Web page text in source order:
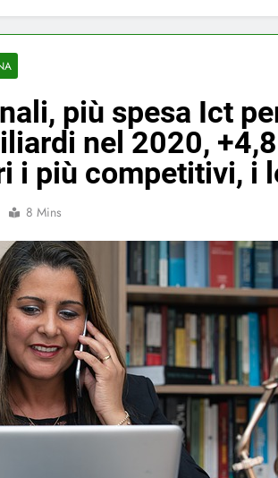
più spesa Ict
nel 2020,
i più competitivi, i
8 Mins